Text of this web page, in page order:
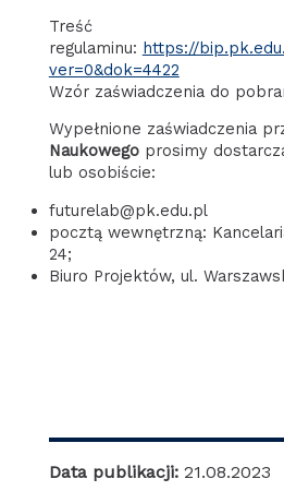
Treść
regulaminu: https://
ver=0&dok=4422
Wzór zaświadczenia do
Wypełnione zaświadczenia
Naukowegoprosimy
lub osobiście:
futurelab@pk.edu.pl
pocztą wewnętrzną:
24;
Biuro Projektów, ul.
Data publikacji: 21.08.2023